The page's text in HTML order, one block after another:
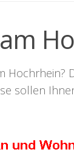
Hochrhein?
sollen